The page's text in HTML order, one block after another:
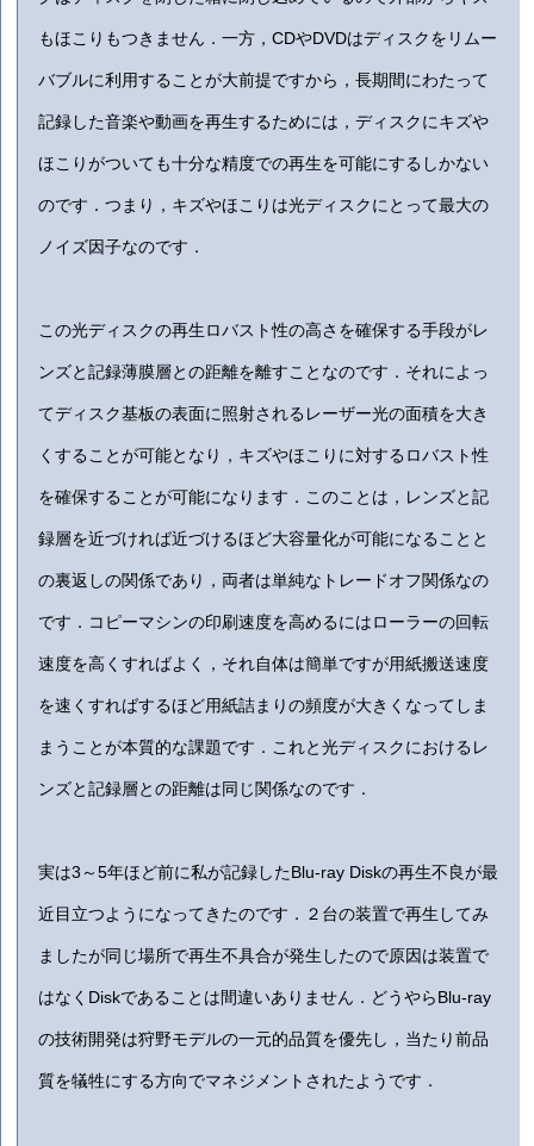
もほこりもつきません．一方，CDやDVDはディスクをリムー
バブルに利用することが大前提ですから，長期間にわたって
記録した音楽や動画を再生するためには，ディスクにキズや
ほこりがついても十分な精度での再生を可能にするしかない
のです．つまり，キズやほこりは光ディスクにとって最大の
ノイズ因子なのです．
この光ディスクの再生ロバスト性の高さを確保する手段がレ
ンズと記録薄膜層との距離を離すことなのです．それによっ
てディスク基板の表面に照射されるレーザー光の面積を大き
くすることが可能となり，キズやほこりに対するロバスト性
を確保することが可能になります．このことは，レンズと記
録層を近づければ近づけるほど大容量化が可能になることと
の裏返しの関係であり，両者は単純なトレードオフ関係なの
です．コピーマシンの印刷速度を高めるにはローラーの回転
速度を高くすればよく，それ自体は簡単ですが用紙搬送速度
を速くすればするほど用紙詰まりの頻度が大きくなってしま
まうことが本質的な課題です．これと光ディスクにおけるレ
ンズと記録層との距離は同じ関係なのです．
実は3～5年ほど前に私が記録したBlu-ray Diskの再生不良が最
近目立つようになってきたのです．２台の装置で再生してみ
ましたが同じ場所で再生不具合が発生したので原因は装置で
はなくDiskであることは間違いありません．どうやらBlu-ray
の技術開発は狩野モデルの一元的品質を優先し，当たり前品
質を犠牲にする方向でマネジメントされたようです．